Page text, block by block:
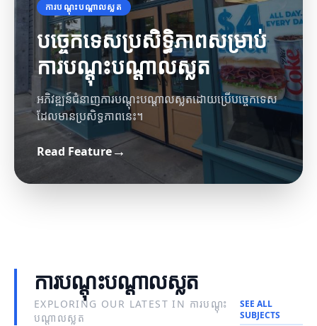
ការបណ្តុះបណ្តាលស្លត
បច្ចេកទេសប្រសិទ្ធិភាពសម្រាប់
ការបណ្តុះបណ្តាលស្លត
អភិវឌ្ឍន៍ជំនាញការបណ្តុះបណ្តាលស្លតដោយប្រើបច្ចេកទេស
ដែលមានប្រសិទ្ធភាពនេះ។
Read Feature→
យុទ្ធសាស្ត្រស្លត
យុទ្ធសាស្ត្រស្លតដ៏មានប្រសិទ្ធភាពសម្រាប់ការ
ផ្សព្វផ្សាយតាមអ៊ីនធឺណិត
ព័ត៌មានស្លតថ្មីៗ
ឥទ្ធិពលនៃព័ត៌មានឌីជីថលលើសង្គម
ការបណ្តុះបណ្តាលស្លត
EXPLORING OUR LATEST IN ការបណ្តុះ
បណ្តាលស្លត
SEE ALL
SUBJECTS